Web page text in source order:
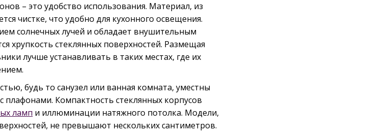
– это удобство использования. Материал, из
чистке, что удобно для кухонного освещения.
солнечных лучей и обладает внушительным
хрупкость стеклянных поверхностей. Размещая
лучше устанавливать в таких местах, где их
будь то санузел или ванная комната, уместны
плафонами. Компактность стеклянных корпусов
ламп и иллюминации натяжного потолка. Модели,
не превышают нескольких сантиметров.